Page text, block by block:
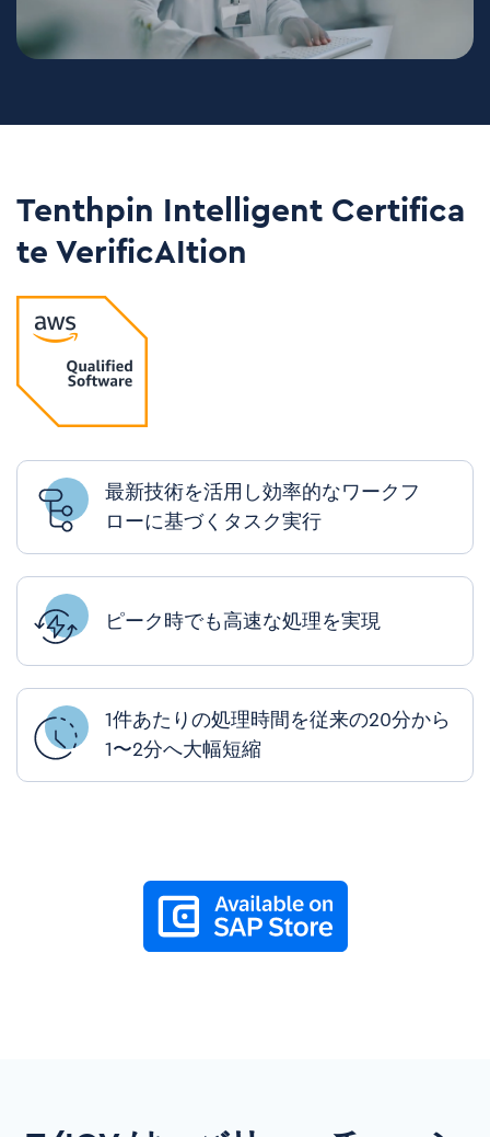
Tenthpin Intelligent Certifica
te VerificAItion
最新技術を活用し効率的なワークフ
ローに基づくタスク実行
ピーク時でも高速な処理を実現
1件あたりの処理時間を従来の20分から
1 〜2分へ大幅短縮